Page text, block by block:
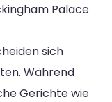
Palace
sich
Während
Gerichte wie